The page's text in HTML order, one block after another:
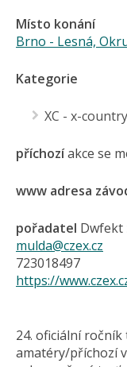
Místo konání
Brno - Lesná,
Kategorie
XC - x-country
příchozíakce se
www adresa
pořadatel Dwfekt
mulda@czex.cz
723018497
https://
24. oficiální
amatéry/příchozí